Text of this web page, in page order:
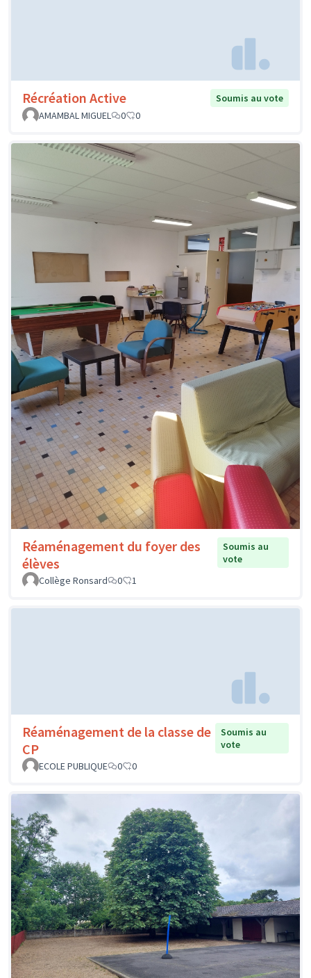
Récréation Active
Soumis au vote
AMAMBAL MIGUEL
0 0
Réaménagement du foyer des
élèves
Soumis au
vote
Collège Ronsard
0 1
Réaménagement de la classe de
CP
Soumis au
vote
ECOLE PUBLIQUE
0 0